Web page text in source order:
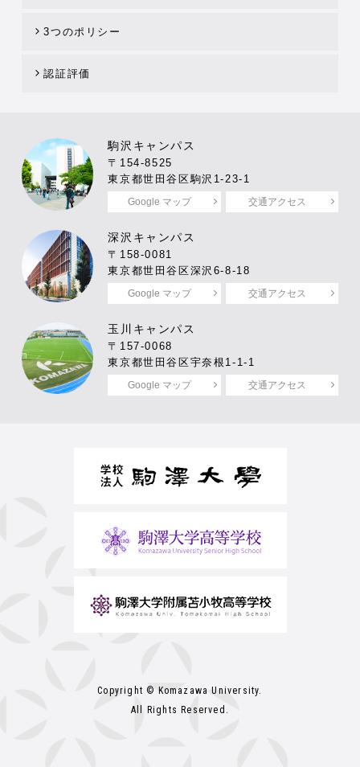
3つのポリシー
認証評価
駒沢キャンパス
〒154-8525
東京都世田谷区駒沢1-23-1
Google マップ 交通アクセス
深沢キャンパス
〒158-0081
東京都世田谷区深沢6-8-18
Google マップ 交通アクセス
玉川キャンパス
〒157-0068
東京都世田谷区宇奈根1-1-1
Google マップ 交通アクセス
Copyright © Komazawa University.
All Rights Reserved.